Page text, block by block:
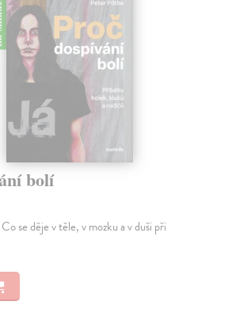
bolí
se děje v těle, v mozku a v duši při